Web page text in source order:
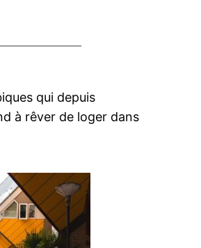
qui depuis
à rêver de loger dans